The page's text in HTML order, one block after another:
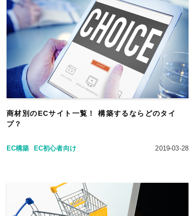
商材別のECサイト一覧！ 構築するならどのタイ
プ？
EC構築 EC初心者向け 2019-03-28